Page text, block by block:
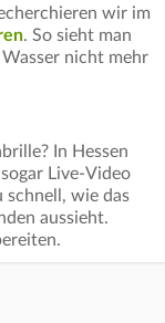
wir im
. So sieht man
nicht mehr
In Hessen
Live-Video
schnell, wie das
aussieht.